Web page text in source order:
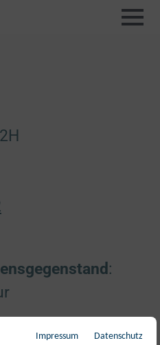
:
Impressum Datenschutz